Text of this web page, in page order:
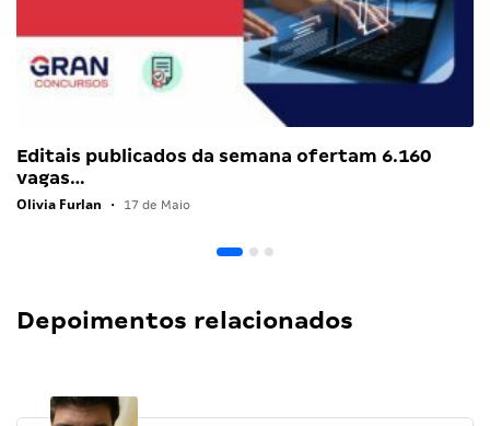
Editais publicados da semana ofertam 6.160
vagas…
Olivia Furlan • 17 de Maio
Depoimentos relacionados